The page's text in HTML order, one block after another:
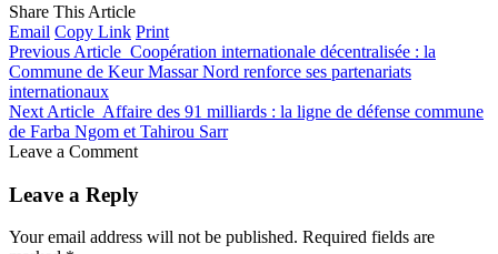
Share This Article
Email Copy Link Print
Previous Article Coopération internationale décentralisée : la
Commune de Keur Massar Nord renforce ses partenariats
internationaux
Next Article Affaire des 91 milliards : la ligne de défense commune
de Farba Ngom et Tahirou Sarr
Leave a Comment
Leave a Reply
Your email address will not be published. Required fields are